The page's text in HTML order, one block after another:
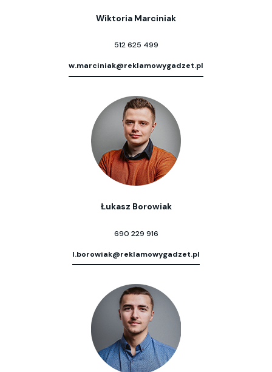
Wiktoria Marciniak
512 625 499
w.marciniak@reklamowygadzet.pl
Łukasz Borowiak
690 229 916
l.borowiak@reklamowygadzet.pl